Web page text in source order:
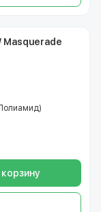
Masquerade
корзину